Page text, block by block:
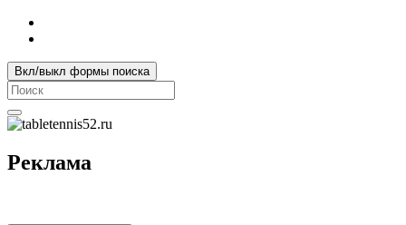
Вкл/выкл формы поиска
Search
for:
Реклама